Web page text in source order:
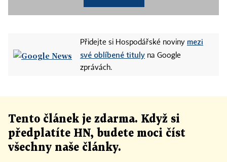
Přidejte si Hospodářské noviny mezi
své oblíbené tituly na Google
zprávách.
Tento článek je zdarma. Když si
předplatíte HN, budete moci číst
všechny naše články.